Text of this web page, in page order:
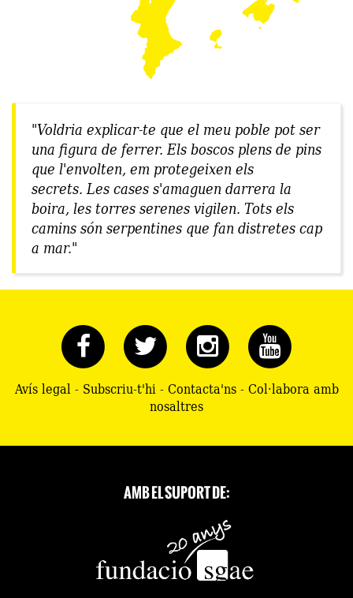
"Voldria explicar-te que el meu poble pot ser
una figura de ferrer. Els boscos plens de pins
que l'envolten, em protegeixen els
secrets. Les cases s'amaguen darrera la
boira, les torres serenes vigilen. Tots els
camins són serpentines que fan distretes cap
a mar."
Avís legal- Subscriu-t'hi-Contacta'ns-Col·labora amb
nosaltres
AMB EL SUPORT DE: